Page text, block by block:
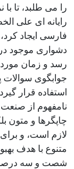
را می طلبد، تا
رایانه ای علی
فارسی ایجاد
دشواری موجود در
رسد و زمان
جوابگوی سوالات
استفاده قرار
نامفهوم از
چاپگرها و متون
لازم است، و
متنوع با هدف
شصت و سه درصد